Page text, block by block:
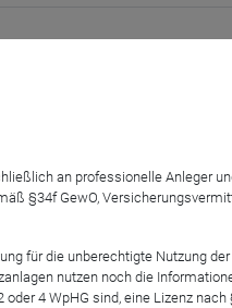
der
Teams von Fidelity.
für alle Termine bis zum
an professionelle Anleger
§34f GewO,
für die unberechtigte Nutzung
nutzen noch die
4 WpHG sind, eine Lizenz